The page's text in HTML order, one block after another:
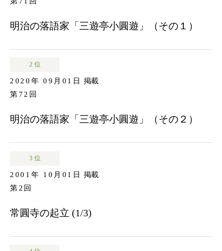
明治の落語家「三遊亭小圓遊」（その１）
2 位
2020年 09月01日
掲載
第72回
明治の落語家「三遊亭小圓遊」（その２）
3 位
2001年 10月01日
掲載
第2回
常圓寺の起立 (1/3)